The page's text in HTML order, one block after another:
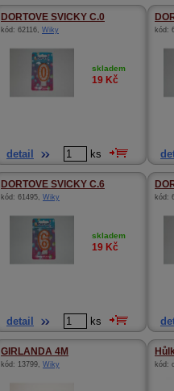
DORTOVE SVICKY C.0
kód: 62116, Wiky
skladem
19 Kč
detail ks
kód:
DORTOVE SVICKY C.6
kód: 61495, Wiky
skladem
19 Kč
detail ks
kód:
GIRLANDA 4M
kód: 13799, Wiky kód: